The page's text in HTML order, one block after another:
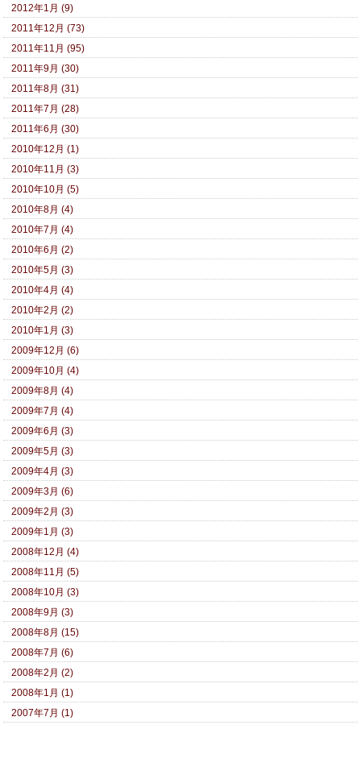
2012年1月 (9)
2011年12月 (73)
2011年11月 (95)
2011年9月 (30)
2011年8月 (31)
2011年7月 (28)
2011年6月 (30)
2010年12月 (1)
2010年11月 (3)
2010年10月 (5)
2010年8月 (4)
2010年7月 (4)
2010年6月 (2)
2010年5月 (3)
2010年4月 (4)
2010年2月 (2)
2010年1月 (3)
2009年12月 (6)
2009年10月 (4)
2009年8月 (4)
2009年7月 (4)
2009年6月 (3)
2009年5月 (3)
2009年4月 (3)
2009年3月 (6)
2009年2月 (3)
2009年1月 (3)
2008年12月 (4)
2008年11月 (5)
2008年10月 (3)
2008年9月 (3)
2008年8月 (15)
2008年7月 (6)
2008年2月 (2)
2008年1月 (1)
2007年7月 (1)